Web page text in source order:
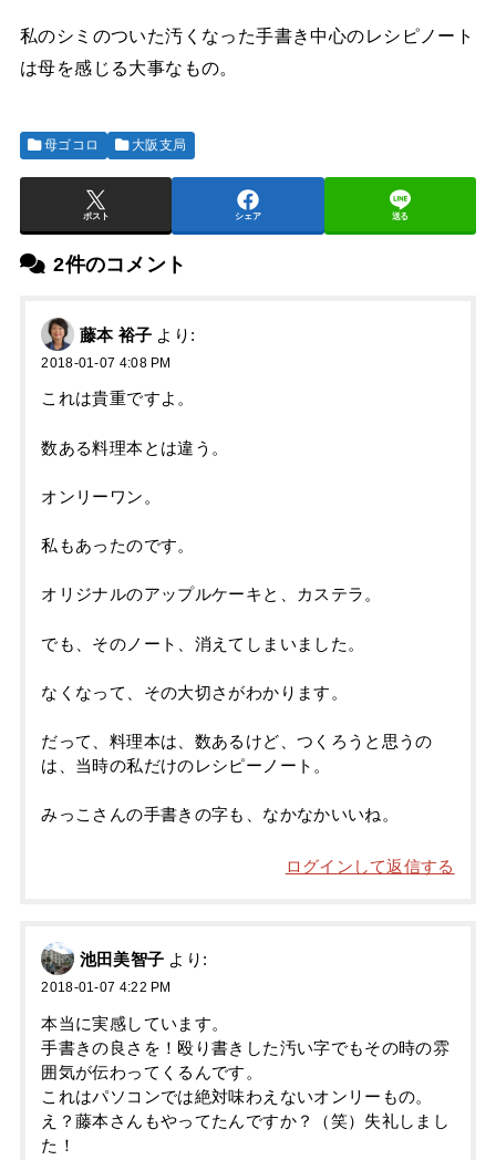
私のシミのついた汚くなった手書き中心のレシピノート
は母を感じる大事なもの。
母ゴコロ 大阪支局
ポスト シェア 送る
2件のコメント
藤本 裕子 より:
2018-01-07 4:08 PM
これは貴重ですよ。
数ある料理本とは違う。
オンリーワン。
私もあったのです。
オリジナルのアップルケーキと、カステラ。
でも、そのノート、消えてしまいました。
なくなって、その大切さがわかります。
だって、料理本は、数あるけど、つくろうと思うの
は、当時の私だけのレシピーノート。
みっこさんの手書きの字も、なかなかいいね。
ログインして返信する
池田美智子 より:
2018-01-07 4:22 PM
本当に実感しています。
手書きの良さを！殴り書きした汚い字でもその時の雰
囲気が伝わってくるんです。
これはパソコンでは絶対味わえないオンリーもの。
え？藤本さんもやってたんですか？（笑）失礼しまし
た！